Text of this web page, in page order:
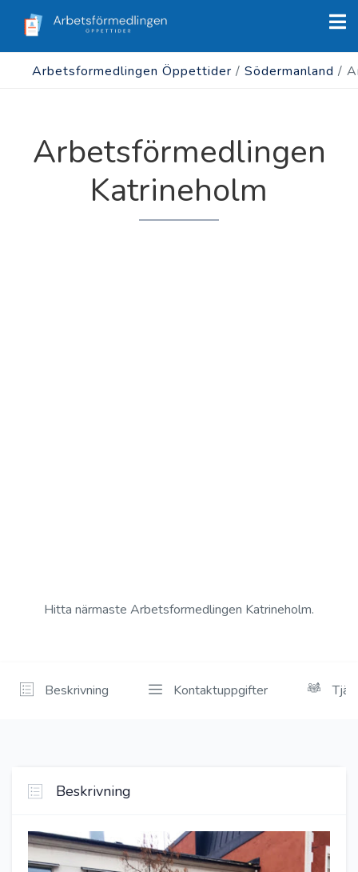
Arbetsformedlingen Öppettider / Södermanland /
Arbetsförmedlingen
Katrineholm
Hitta närmaste Arbetsformedlingen Katrineholm.
Beskrivning Kontaktuppgifter
Beskrivning